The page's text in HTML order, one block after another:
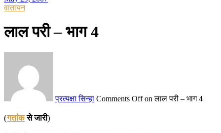
वातायन
लाल परी – भाग 4
प्रत्यक्षा सिन्हा Comments Offon लाल परी – भाग 4
(गतांकसे जारी)